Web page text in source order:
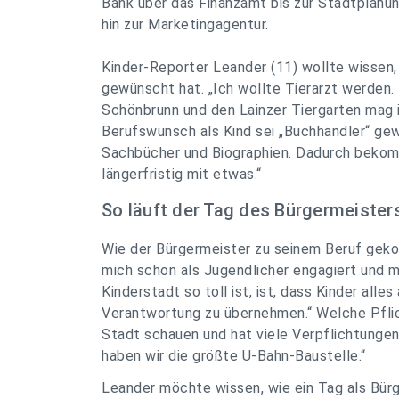
hin zur Marketingagentur.
Kinder-Reporter Leander (11) wollte
gewünscht hat. „Ich wollte Tierarzt werden.
Schönbrunn und den Lainzer Tiergarten
Berufswunsch als Kind sei „Buchhändler“
Sachbücher und Biographien. Dadurch
längerfristig mit etwas.“
So läuft der Tag des
Wie der Bürgermeister zu seinem Beruf
mich schon als Jugendlicher engagiert und
Kinderstadt so toll ist, ist, dass Kinder alles
Verantwortung zu übernehmen.“ Welche
Stadt schauen und hat viele
haben wir die größte U-Bahn-Baustelle.“
Leander möchte wissen, wie ein Tag als